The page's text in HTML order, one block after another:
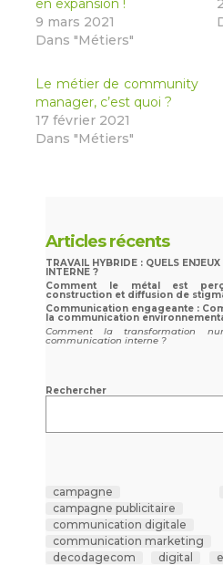
en expansion !
9 mars 2021
Dans "Métiers"
Le métier de community
manager, c’est quoi ?
17 février 2021
Dans "Métiers"
Articles récents
TRAVAIL HYBRIDE : QUELS
INTERNE ?
Comment le métal est
construction et diffusion de
Communication engageante :
la communication
Comment la transformation
communication interne ?
Rechercher
campagne
campagne publicitaire
communication digitale
communication marketing
decodagecom
digital